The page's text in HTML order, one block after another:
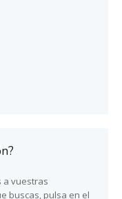
a vuestras
buscas, pulsa en el